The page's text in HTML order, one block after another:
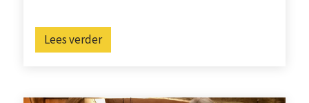
Lees verder